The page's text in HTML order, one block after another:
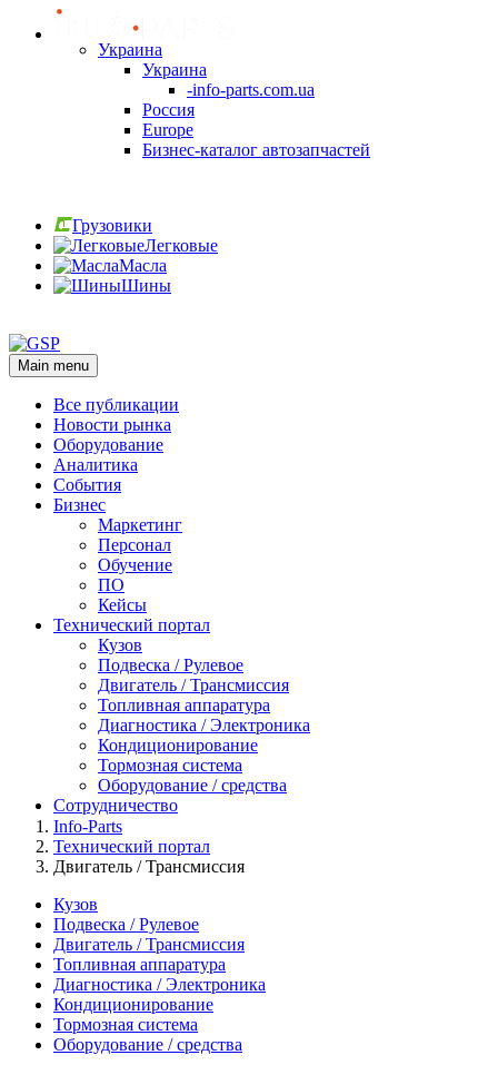
Украина
Украина
-info-parts.com.ua
Россия
Europe
Бизнес-каталог автозапчастей
Грузовики
Легковые
Масла
Шины
Main menu
Все публикации
Новости рынка
Оборудование
Аналитика
События
Бизнес
Маркетинг
Персонал
Обучение
ПО
Кейсы
Технический портал
Кузов
Подвеска / Рулевое
Двигатель / Трансмиссия
Топливная аппаратура
Диагностика / Электроника
Кондиционирование
Тормозная система
Оборудование / средства
Сотрудничество
Info-Parts
Технический портал
Двигатель / Трансмиссия
Кузов
Подвеска / Рулевое
Двигатель / Трансмиссия
Топливная аппаратура
Диагностика / Электроника
Кондиционирование
Тормозная система
Оборудование / средства